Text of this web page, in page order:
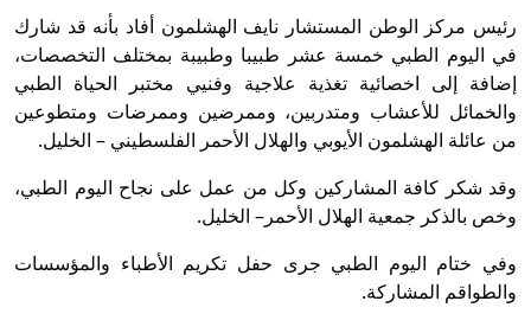
رئيس مركز الوطن المستشار نايف الهشلمون أفاد بأنه قد شارك
في اليوم الطبي خمسة عشر طبيبا وطبيبة بمختلف التخصصات،
إضافة إلى اخصائية تغذية علاجية وفنيي مختبر الحياة الطبي
والخمائل للأعشاب ومتدربين، وممرضين وممرضات ومتطوعين
من عائلة الهشلمون الأيوبي والهلال الأحمر الفلسطيني – الخليل.
وقد شكر كافة المشاركين وكل من عمل على نجاح اليوم الطبي،
وخص بالذكر جمعية الهلال الأحمر– الخليل.
وفي ختام اليوم الطبي جرى حفل تكريم الأطباء والمؤسسات
والطواقم المشاركة.